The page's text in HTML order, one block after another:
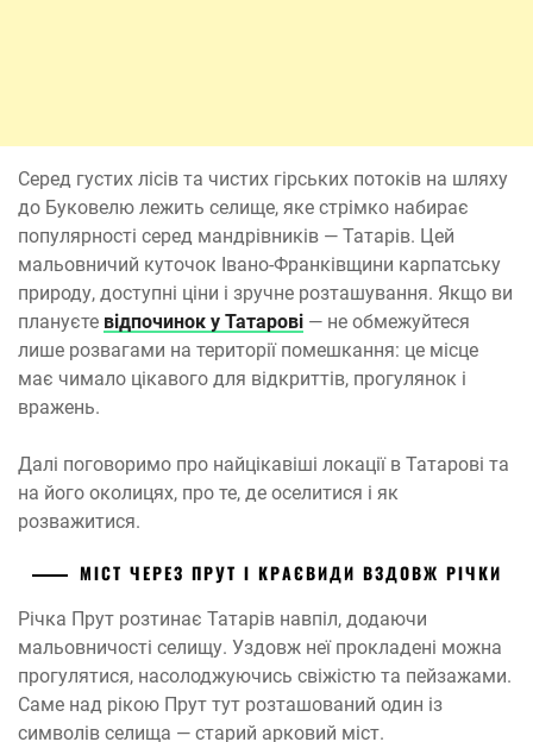
Серед густих лісів та чистих гірських потоків на шляху
до Буковелю лежить селище, яке стрімко набирає
популярності серед мандрівників — Татарів. Цей
мальовничий куточок Івано-Франківщини карпатську
природу, доступні ціни і зручне розташування. Якщо ви
плануєте відпочинок у Татарові — не обмежуйтеся
лише розвагами на території помешкання: це місце
має чимало цікавого для відкриттів, прогулянок і
вражень.
Далі поговоримо про найцікавіші локації в Татарові та
на його околицях, про те, де оселитися і як
розважитися.
МІСТ ЧЕРЕЗ ПРУТ І КРАЄВИДИ ВЗДОВЖ РІЧКИ
Річка Прут розтинає Татарів навпіл, додаючи
мальовничості селищу. Уздовж неї прокладені можна
прогулятися, насолоджуючись свіжістю та пейзажами.
Саме над рікою Прут тут розташований один із
символів селища — старий арковий міст.